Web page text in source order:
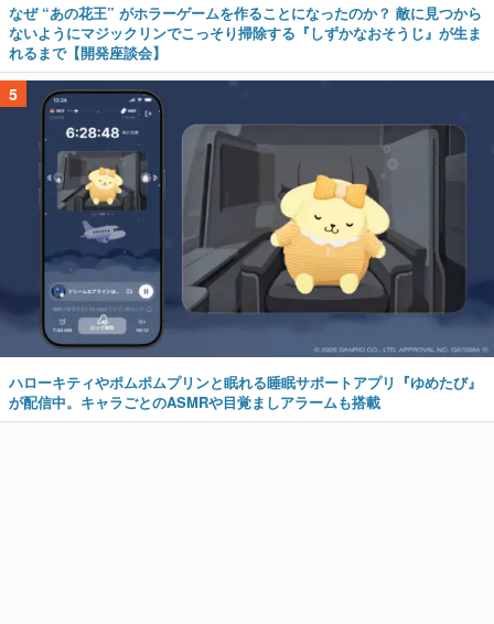
なぜ “あの花王” がホラーゲームを作ることになったのか？ 敵に見つから
ないようにマジックリンでこっそり掃除する『しずかなおそうじ』が生ま
れるまで【開発座談会】
5
ハローキティやポムポムプリンと眠れる睡眠サポートアプリ『ゆめたび』
が配信中。キャラごとのASMRや目覚ましアラームも搭載